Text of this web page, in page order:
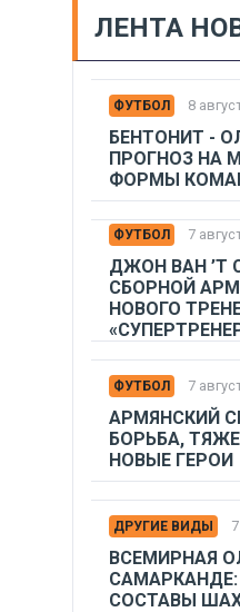
ЛЕНТА
ФУТБОЛ 8
БЕНТОНИТ -
ПРОГНОЗ НА
ФОРМЫ
ФУТБОЛ 7
ДЖОН ВАН ’Т
СБОРНОЙ
НОВОГО
ФУТБОЛ 7
АРМЯНСКИЙ
БОРЬБА,
НОВЫЕ ГЕРОИ
ДРУГИЕ ВИДЫ
ВСЕМИРНАЯ
СОСТАВЫ